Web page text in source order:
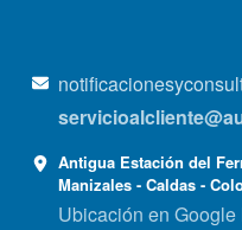
Antigua Estación del
Manizales - Caldas -
Ubicación en Google